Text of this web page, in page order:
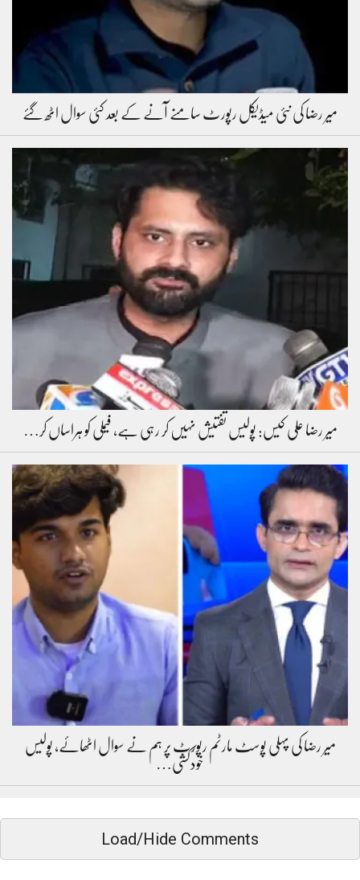
میر رضا کی نئی میڈیکل رپورٹ سامنے آنے کے بعد کئی سوال اٹھ گئے
میر رضا علی کیس: پولیس تفتیش نہیں کر رہی ہے، فیملی کو ہراساں کر…
میر رضا کی پہلی پوسٹ مارٹم رپورٹ پر ہم نے سوال اٹھائے، پولیس
خودکشی…
Load/Hide Comments